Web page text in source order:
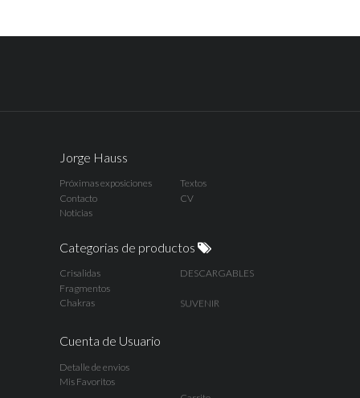
Noticias
Jorge Hauss
Categorias de productos
Contacto CV
Próximas exposiciones Textos
Crisalidas
Fragmentos
Chakras
DESCARGABLES
SUVENIR
Detalle de envios
Mis Favoritos
Cuenta de Usuario